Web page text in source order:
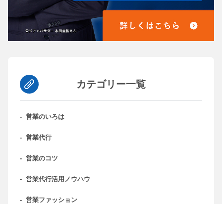
カテゴリー一覧
- 営業のいろは
- 営業代行
- 営業のコツ
- 営業代行活用ノウハウ
- 営業ファッション